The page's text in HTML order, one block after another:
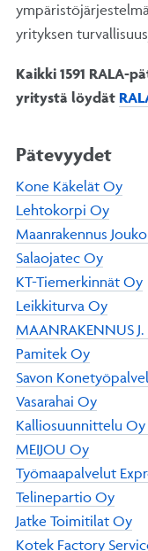
yrityksen
Kaikki 1591 RALA-
yritystä löydät
Pätevyydet
Kone Käkelät Oy
Lehtokorpi Oy
Maanrakennus
Salaojatec Oy
KT-Tiemerkinnät Oy
Leikkiturva Oy
MAANRAKENNUS
Pamitek Oy
Savon
Vasarahai Oy
Kalliosuunnittelu Oy
MEIJOU Oy
Työmaapalvelut
Telinepartio Oy
Jatke Toimitilat Oy
Kotek Factory